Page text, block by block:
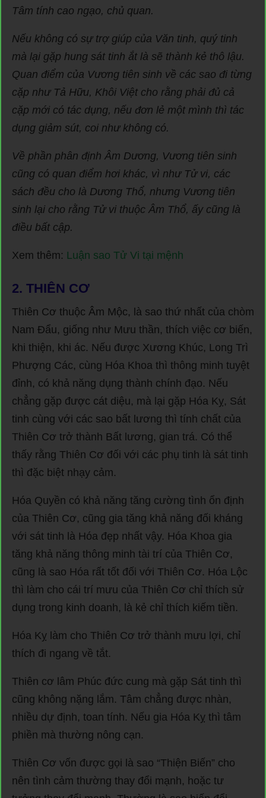
Tâm tính cao ngạo, chủ quan.
Nếu không có sự trợ giúp của Văn tinh, quý tinh
mà lại gặp hung sát tinh ắt là sẽ thành kẻ thô lậu.
Quan điểm của Vương tiên sinh về các sao đi từng
cặp như Tả Hữu, Khôi Việt cho rằng phải đủ cả
cặp mới có tác dụng, nếu đơn lẻ một mình thì tác
dụng giảm sút, coi như không có.
Về phần phân định Âm Dương, Vương tiên sinh
cũng có quan điểm hơi khác, vì như Tử vi, các
sách đều cho là Dương Thổ, nhưng Vương tiên
sinh lại cho rằng Tử vi thuộc Âm Thổ, ấy cũng là
điều bất cập.
Xem thêm: Luận sao Tử Vi tại mệnh
2. THIÊN CƠ
Thiên Cơ thuộc Âm Mộc, là sao thứ nhất của chòm
Nam Đẩu, giống như Mưu thần, thích việc cơ biến,
khi thiện, khi ác. Nếu được Xương Khúc, Long Trì
Phượng Các, cùng Hóa Khoa thì thông minh tuyệt
đỉnh, có khả năng dụng thành chính đạo. Nếu
chẳng gặp được cát diệu, mà lại gặp Hóa Kỵ, Sát
tinh cùng với các sao bất lương thì tính chất của
Thiên Cơ trở thành Bất lương, gian trá. Có thể
thấy rằng Thiên Cơ đối với các phụ tinh là sát tinh
thì đặc biệt nhạy cảm.
Hóa Quyền có khả năng tăng cường tình ổn định
của Thiên Cơ, cũng gia tăng khả năng đối kháng
với sát tinh là Hóa đẹp nhất vậy. Hóa Khoa gia
tăng khả năng thông minh tài trí của Thiên Cơ,
cũng là sao Hóa rất tốt đối với Thiên Cơ. Hóa Lộc
thì làm cho cái trí mưu của Thiên Cơ chỉ thích sử
dụng trong kinh doanh, là kẻ chỉ thích kiếm tiền.
Hóa Kỵ làm cho Thiên Cơ trở thành mưu lợi, chỉ
thích đi ngang về tắt.
Thiên cơ lâm Phúc đức cung mà gặp Sát tinh thì
cũng không nặng lắm. Tâm chẳng được nhàn,
nhiều dự định, toan tính. Nếu gia Hóa Kỵ thì tâm
phiền mà thường nông cạn.
Thiên Cơ vốn được gọi là sao “Thiện Biến” cho
nên tình cảm thường thay đổi mạnh, hoặc tư